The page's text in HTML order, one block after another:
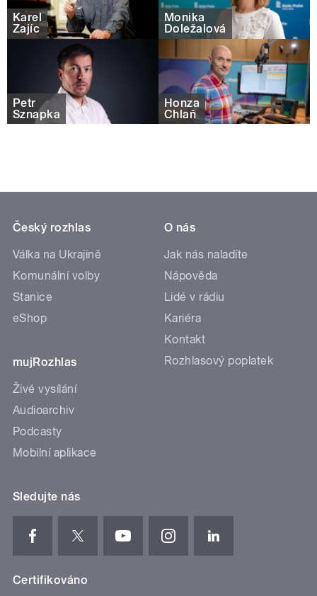
Karel
Zajíc
Monika
Doležalová
Petr
Sznapka
Honza
Chlaň
Český rozhlas
Válka na Ukrajině
Komunální volby
Stanice
eShop
mujRozhlas
Živé vysílání
Audioarchiv
Podcasty
Mobilní aplikace
O nás
Jak nás naladíte
Nápověda
Lidé v rádiu
Kariéra
Kontakt
Rozhlasový poplatek
Sledujte nás
Certifikováno